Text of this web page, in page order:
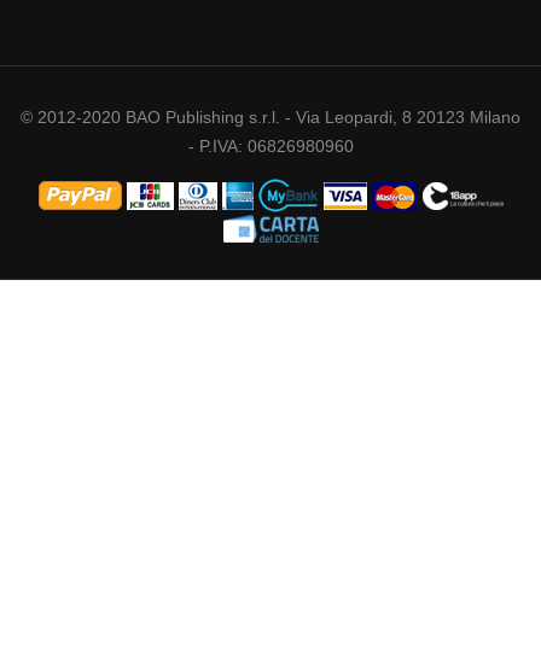
© 2012-2020 BAO Publishing s.r.l. - Via Leopardi, 8 20123 Milano
- P.IVA: 06826980960